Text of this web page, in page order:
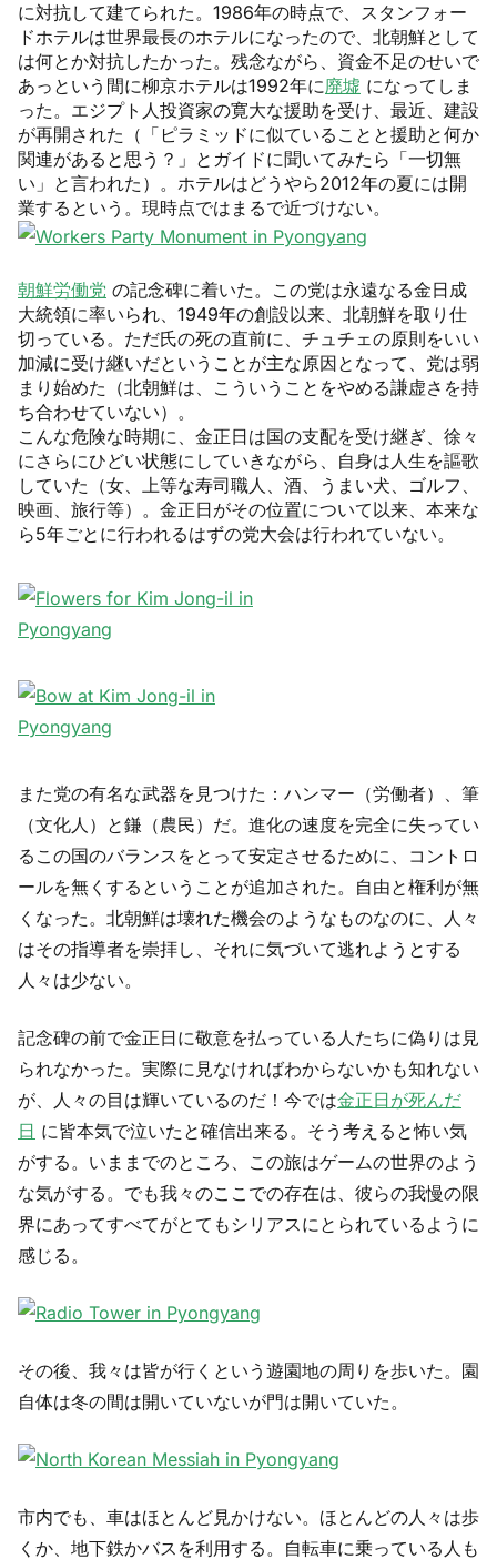
に対抗して建てられた。1986年の時点で、スタンフォー
ドホテルは世界最長のホテルになったので、北朝鮮として
は何とか対抗したかった。残念ながら、資金不足のせいで
あっという間に柳京ホテルは1992年に廃墟 になってしま
った。エジプト人投資家の寛大な援助を受け、最近、建設
が再開された（「ピラミッドに似ていることと援助と何か
関連があると思う？」とガイドに聞いてみたら「一切無
い」と言われた）。ホテルはどうやら2012年の夏には開
業するという。現時点ではまるで近づけない。
朝鮮労働党 の記念碑に着いた。この党は永遠なる金日成
大統領に率いられ、1949年の創設以来、北朝鮮を取り仕
切っている。ただ氏の死の直前に、チュチェの原則をいい
加減に受け継いだということが主な原因となって、党は弱
まり始めた（北朝鮮は、こういうことをやめる謙虚さを持
ち合わせていない）。
こんな危険な時期に、金正日は国の支配を受け継ぎ、徐々
にさらにひどい状態にしていきながら、自身は人生を謳歌
していた（女、上等な寿司職人、酒、うまい犬、ゴルフ、
映画、旅行等）。金正日がその位置について以来、本来な
ら5年ごとに行われるはずの党大会は行われていない。
また党の有名な武器を見つけた：ハンマー（労働者）、筆
（文化人）と鎌（農民）だ。進化の速度を完全に失ってい
るこの国のバランスをとって安定させるために、コントロ
ールを無くするということが追加された。自由と権利が無
くなった。北朝鮮は壊れた機会のようなものなのに、人々
はその指導者を崇拝し、それに気づいて逃れようとする
人々は少ない。
記念碑の前で金正日に敬意を払っている人たちに偽りは見
られなかった。実際に見なければわからないかも知れない
が、人々の目は輝いているのだ！今では金正日が死んだ
日 に皆本気で泣いたと確信出来る。そう考えると怖い気
がする。いままでのところ、この旅はゲームの世界のよう
な気がする。でも我々のここでの存在は、彼らの我慢の限
界にあってすべてがとてもシリアスにとられているように
感じる。
その後、我々は皆が行くという遊園地の周りを歩いた。園
自体は冬の間は開いていないが門は開いていた。
市内でも、車はほとんど見かけない。ほとんどの人々は歩
くか、地下鉄かバスを利用する。自転車に乗っている人も